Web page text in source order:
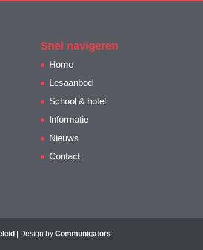
Snel navigeren
Home
Lesaanbod
School & hotel
Informatie
Nieuws
Contact
| Design byCommunigators